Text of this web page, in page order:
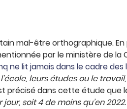
mal-être orthographique. En
par le ministère de la
ne lit jamais dans le cadre des
leurs études ou le
précisé dans cette étude que
soit 4 de moins qu’en 2022.